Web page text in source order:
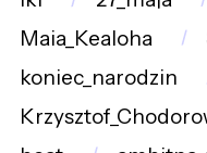
Maia_Kealoha
koniec_narodzin